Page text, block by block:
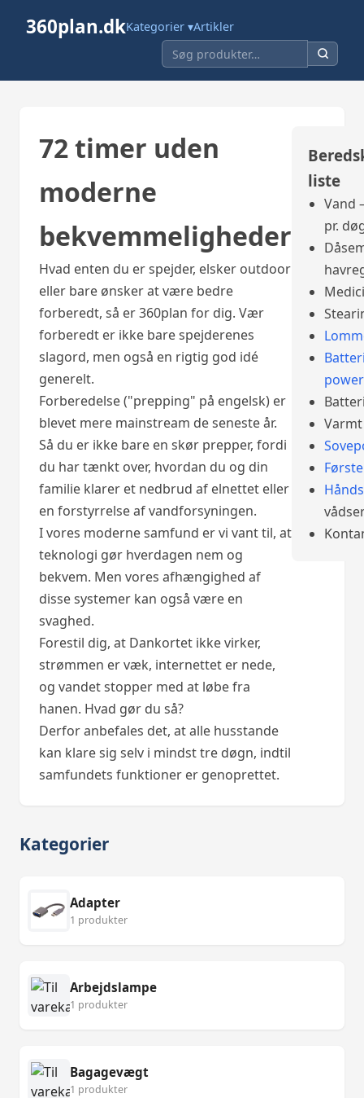
360plan.dkKategorier ▾Artikler
72 timer uden
moderne
bekvemmeligheder
Hvad enten du er spejder, elsker outdoor
eller bare ønsker at være bedre
forberedt, så er 360plan for dig. Vær
forberedt er ikke bare spejderenes
slagord, men også en rigtig god idé
generelt.
Forberedelse ("prepping" på engelsk) er
blevet mere mainstream de seneste år.
Så du er ikke bare en skør prepper, fordi
du har tænkt over, hvordan du og din
familie klarer et nedbrud af elnettet eller
en forstyrrelse af vandforsyningen.
I vores moderne samfund er vi vant til, at
teknologi gør hverdagen nem og
bekvem. Men vores afhængighed af
disse systemer kan også være en
svaghed.
Forestil dig, at Dankortet ikke virker,
strømmen er væk, internettet er nede,
og vandet stopper med at løbe fra
hanen. Hvad gør du så?
Derfor anbefales det, at alle husstande
kan klare sig selv i mindst tre døgn, indtil
samfundets funktioner er genoprettet.
liste
Vand
pr.
Kategorier
Adapter
1 produkter
Arbejdslampe
1 produkter
Bagagevægt
1 produkter